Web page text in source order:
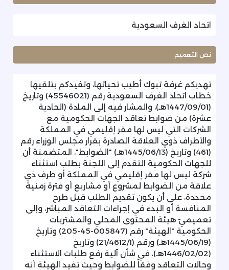
اتحاد الغرف السعودية
نص التعميم
تهديكم غرفة تبوك أطيب تحياتها، وتفيدكم بتلقيها
خطاب اتحاد الغرف السعودية رقم (45546021) وتاريخ
(1447/09/01هـ)، والمشار فيه إلى المادة (الحادية
عشرة) من ضوابط تعاقد الجهات الحكومية مع
الشركات التي ليس لها مقر إقليمي في المملكة
والأطراف ذوي العلاقة الصادرة بقرار مجلس الوزراء رقم
(461) وتاريخ (1445/06/13هـ) "الضوابط"، المتضمنة أن
للجهات الحكومية التقدم إلى اللجنة بطلب استثناء
شركة ليس لها مقر إقليمي في المملكة أو طرف ذي
علاقة من الضوابط لمشروع أو مشاريع أو فترة زمنية
محددة، على أن يكون تقديم الطلب قبل طرح
المنافسة أو البدء في إجراءات التعاقد المباشر، وإلى
تعميميّ هيئة المحتوى المحلي والمشتريات
الحكومية "الهيئة" رقم (005847-45-205) وتاريخ
(1445/06/19هـ) ورقم (21/4612/1) وتاريخ
(1446/02/02هـ)، في شأن آلية رفع طلبات الاستثناء
وحالات التعاقد وفقاً للضوابط وحيث تفيد الهيئة أنه